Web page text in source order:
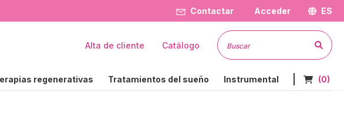
Contactar Acceder ES
regenerativas Tratamientos del sueño Instrumental Nº de
(0)
Alta de cliente Catálogo